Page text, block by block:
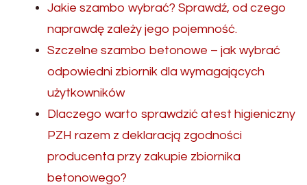
Jakie szambo wybrać? Sprawdź, od czego
naprawdę zależy jego pojemność.
Szczelne szambo betonowe – jak wybrać
odpowiedni zbiornik dla wymagających
użytkowników
Dlaczego warto sprawdzić atest higieniczny
PZH razem z deklaracją zgodności
producenta przy zakupie zbiornika
betonowego?